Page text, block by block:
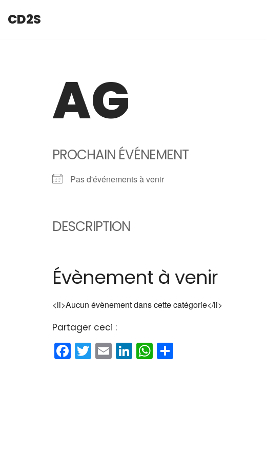
CD2S
AG
PROCHAIN ÉVÉNEMENT
Pas d'événements à venir
DESCRIPTION
Évènement à venir
<li>Aucun évènement dans cette catégorie</li>
Partager ceci :
Facebook
Twitter
EmailLinkedIn
WhatsApp